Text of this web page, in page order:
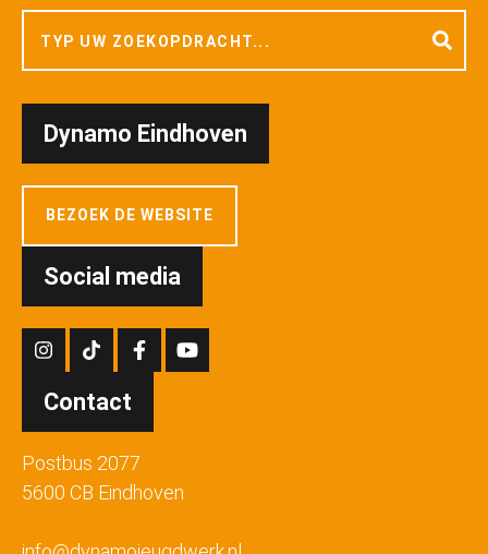
Dynamo Eindhoven
BEZOEK DE WEBSITE
Social media
Contact
Postbus 2077
5600 CB Eindhoven